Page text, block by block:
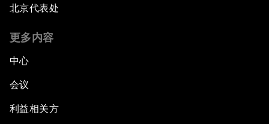
北京代表处
更多内容
中心
会议
利益相关方